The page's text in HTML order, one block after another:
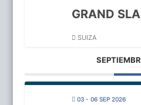
GRAND
SUIZA
03 - 06 SEP 2026